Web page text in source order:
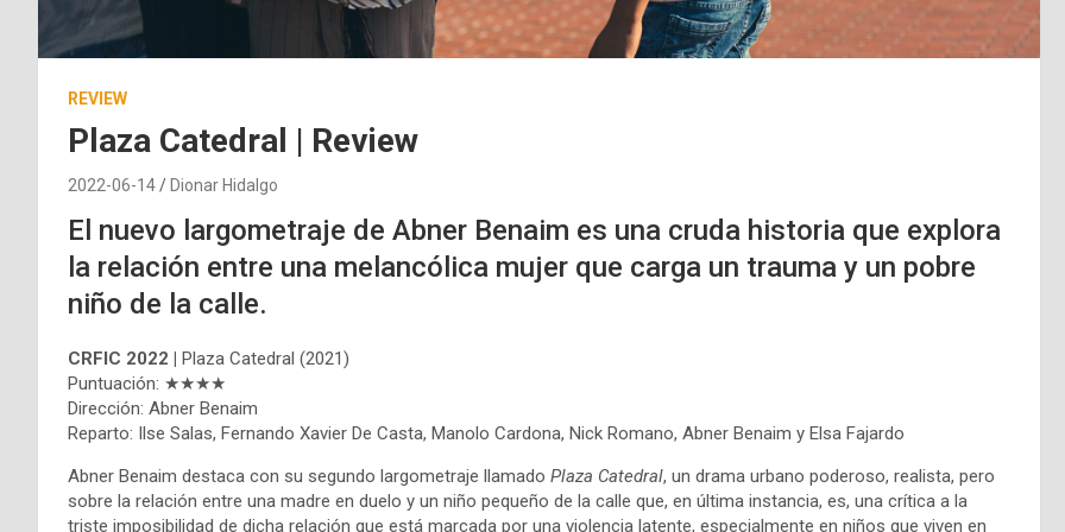
REVIEW
Plaza Catedral | Review
2022-06-14 Dionar Hidalgo
El nuevo largometraje de Abner Benaim es una cruda historia que explora
la relación entre una melancólica mujer que carga un trauma y un pobre
niño de la calle.
CRFIC 2022 | Plaza Catedral (2021)
Puntuación: ★★★★
Dirección: Abner Benaim
Reparto: Ilse Salas, Fernando Xavier De Casta, Manolo Cardona, Nick Romano, Abner Benaim y Elsa Fajardo
Abner Benaim destaca con su segundo largometraje llamado Plaza Catedral, un drama urbano poderoso, realista, pero
sobre la relación entre una madre en duelo y un niño pequeño de la calle que, en última instancia, es, una crítica a la
triste imposibilidad de dicha relación que está marcada por una violencia latente, especialmente en niños que viven en